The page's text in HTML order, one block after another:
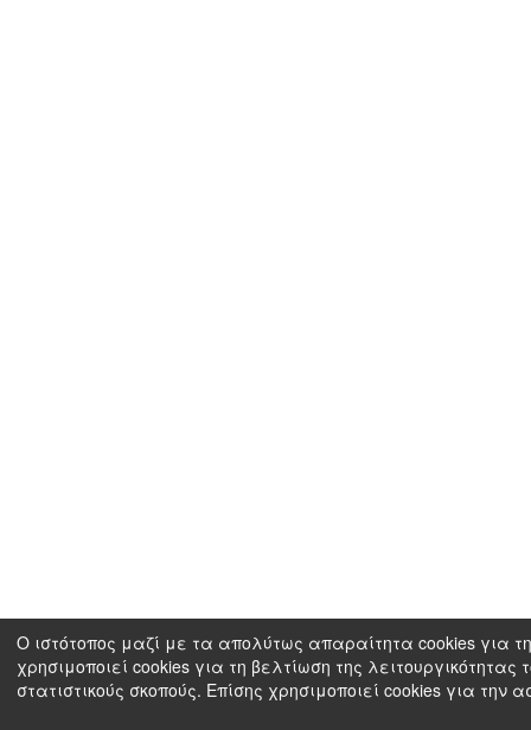
Ο ιστότοπος μαζί με τα απολύτως απαραίτητα cookies για
χρησιμοποιεί cookies για τη βελτίωση της
στατιστικούς σκοπούς. Επίσης χρησιμοποιεί cookies για την